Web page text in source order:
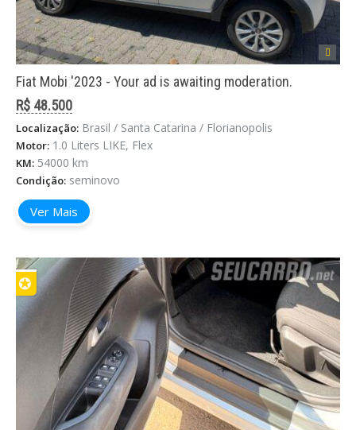
Fiat Mobi '2023 - Your ad is awaiting moderation.
R$ 48.500
Localização: Brasil / Santa Catarina / Florianopolis
Motor: 1.0 Liters LIKE, Flex
KM: 54000 km
Condição: seminovo
Ver Mais
✪